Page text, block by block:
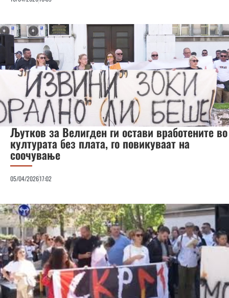
Љутков за Велигден ги остави вработените во
културата без плата, го повикуваат на
соочување
05/04/202617:02